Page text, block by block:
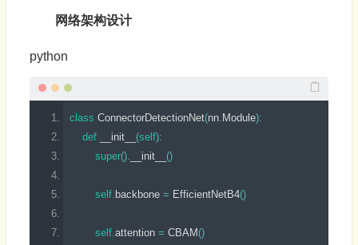
网络架构设计
python
class ConnectorDetectionNet(nn. Module):
def
__init__ (self):
super(). __init__ ()
self. backbone = EfficientNetB4()
self. attention = CBAM ()